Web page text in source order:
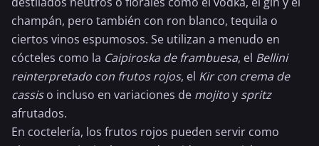
champán, pero también con ron blanco, tequila o
ciertos vinos espumosos. Se utilizan a menudo en
cócteles como la Caipiroska de frambuesa, el Bellini
reinterpretado con frutos rojos, el Kir con crema de
cassiso incluso en variaciones de mojitoy spritz
afrutados.
En coctelería, los frutos rojos pueden servir como